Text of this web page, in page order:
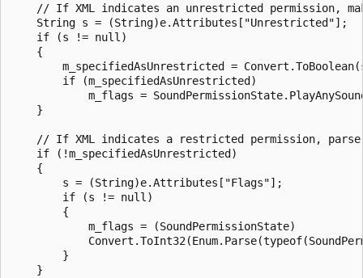
// If XML indicates an unrestricted permission,
    String s = (String)e.Attributes["Unrestricted"];
    if (s != null)
    {
m_specifiedAsUnrestricted =
        if (m_specifiedAsUnrestricted)
m_flags =
    }
// If XML indicates a restricted permission,
    if (!m_specifiedAsUnrestricted)
    {
        s = (String)e.Attributes["Flags"];
        if (s != null)
        {
            m_flags = (SoundPermissionState)
        }
    }